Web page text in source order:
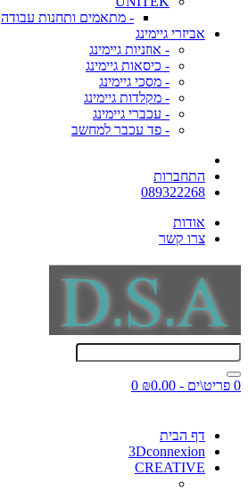
- מתאמים ותחנות עבודה
אביזרי גיימינג
- אוזניות גיימינג
- כיסאות גיימינג
- מסכי גיימינג
- מקלדות גיימינג
- עכברי גיימינג
- פד עכבר למחשב
התחברות
089322268
אודות
צרו קשר
0 פריט\ים - ₪0.00 0
דף הבית
3Dconnexion
CREATIVE